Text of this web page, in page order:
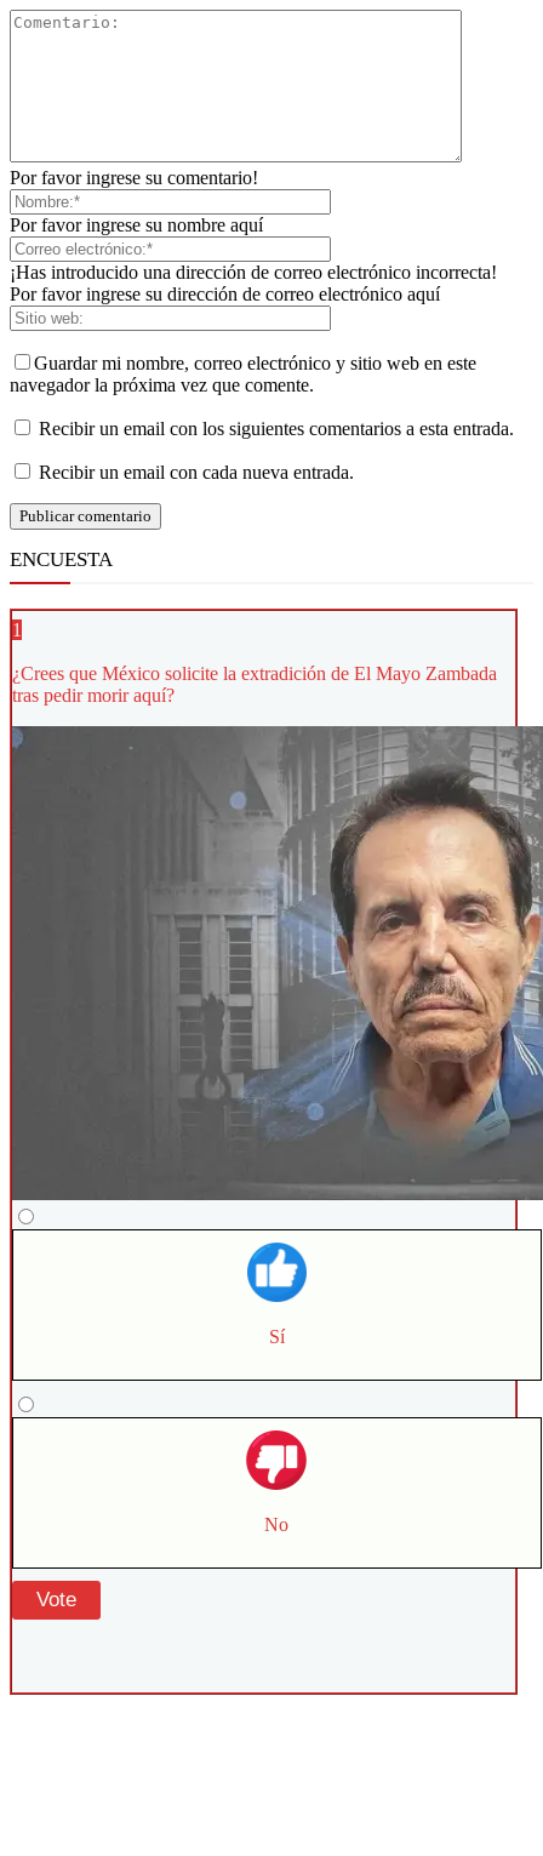
Por favor ingrese su comentario!
Por favor ingrese su nombre aquí
¡Has introducido una dirección de correo electrónico incorrecta!
Por favor ingrese su dirección de correo electrónico aquí
Guardar mi nombre, correo electrónico y sitio web en este
navegador la próxima vez que comente.
Recibir un email con los siguientes comentarios a esta entrada.
Recibir un email con cada nueva entrada.
ENCUESTA
1
¿Crees que México solicite la extradición de El Mayo Zambada
tras pedir morir aquí?
Sí
No